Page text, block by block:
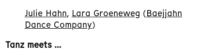
Julie Hahn, Lara Groeneweg (Baejjahn
Dance Company)
Tanz meets …